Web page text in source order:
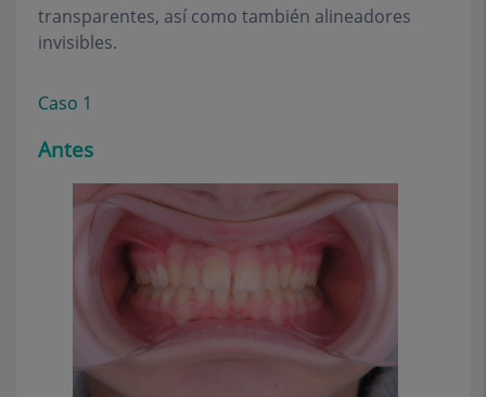
transparentes, así como también alineadores
invisibles.
Caso 1
Antes